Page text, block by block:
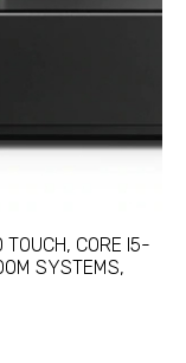
TOUCH, CORE I5-
SYSTEMS,